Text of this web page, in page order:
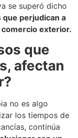
se superó dicho
que perjudican a
exterior.
que
afectan
no es algo
los tiempos de
continúa